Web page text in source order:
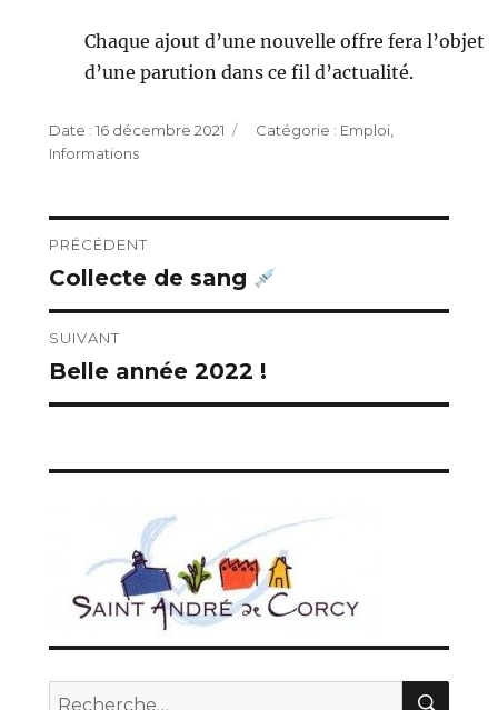
Chaque ajout d’une nouvelle offre fera l’objet
d’une parution dans ce fil d’actualité.
Publié
le
16 décembre 2021 Catégories
Emploi,
Informations
Navigation
de
l’article
PRÉCÉDENT
Publication
précédente :
Collecte de sang
SUIVANT
Publication
suivante :
Belle année 2022 !
Recherche